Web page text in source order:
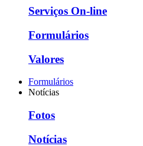
Serviços On-line
Formulários
Valores
Formulários
Notícias
Fotos
Notícias